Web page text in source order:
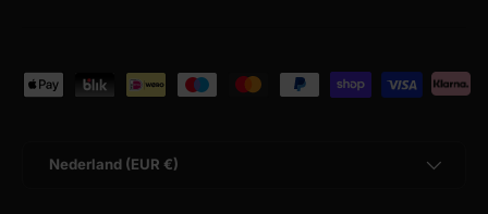
Geaccepteerde betaalmethoden
Nederland (EUR €)